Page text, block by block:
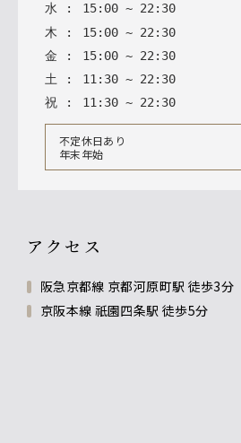
水 : 15: 00 ~ 22: 30
木 : 15: 00 ~ 22 : 30
金 : 15: 00 ~ 22 : 30
土 : 11 : 30 ~ 22 : 30
祝 : 11 : 30 ~ 22 : 30
不定休日あり
年末年始
アクセス
阪急京都線 京都河原町駅 徒歩3分
京阪本線 祇園四条駅 徒歩5分